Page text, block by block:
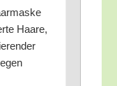
Haa­re,